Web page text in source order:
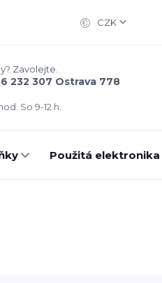
CZK
Zavolejte.
232 307 Ostrava 778
So 9-12 h.
Použitá elektronika